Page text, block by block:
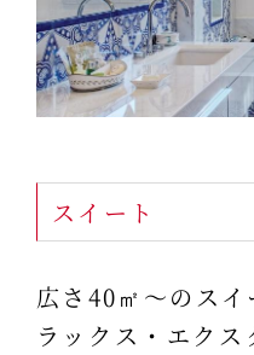
スイート
広さ40㎡～のス
ラックス・エク